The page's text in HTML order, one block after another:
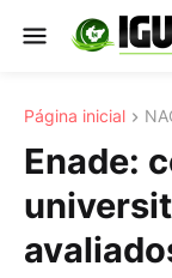
Página inicial
Enade: